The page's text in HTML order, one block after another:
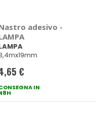
adesivo -
€
IN